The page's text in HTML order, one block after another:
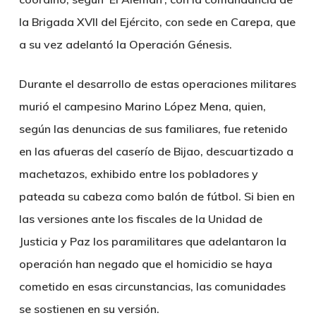
la Brigada XVII del Ejército, con sede en Carepa, que
a su vez adelantó la Operación Génesis.
Durante el desarrollo de estas operaciones militares
murió el campesino Marino López Mena, quien,
según las denuncias de sus familiares, fue retenido
en las afueras del caserío de Bijao, descuartizado a
machetazos, exhibido entre los pobladores y
pateada su cabeza como balón de fútbol. Si bien en
las versiones ante los fiscales de la Unidad de
Justicia y Paz los paramilitares que adelantaron la
operación han negado que el homicidio se haya
cometido en esas circunstancias, las comunidades
se sostienen en su versión.